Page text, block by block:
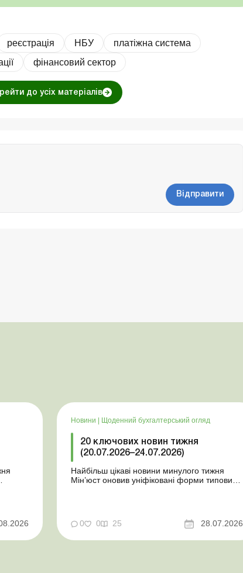
реєстрація НБУ
платіжна система
фінансовий сектор
до усіх матеріалів
Відправити
Новини Щоденний бухгалтерський огляд
20 ключових новин тижня
(20.07.2026–24.07.2026)
Найбільш цікаві новини минулого тижня
Мін’юст оновив уніфіковані форми типових
«у розшуку»: що потрібно знати
0 0 25 28.07.2026